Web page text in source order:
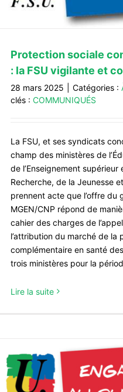
Protection sociale
: la FSU vigilante et
28 mars 2025 Catégories :
clés : COMMUNIQUÉS
La FSU, et ses syndicats
champ des ministères de
de l’Enseignement supérieur
Recherche, de la Jeunesse
prennent acte que l’offre du
MGEN/CNP répond de
cahier des charges de
l’attribution du marché de la
complémentaire en santé
trois ministères pour la
Lire la suite